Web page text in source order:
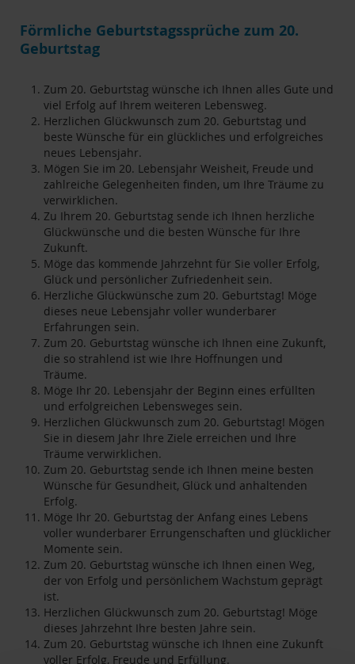
Förmliche Geburtstagssprüche zum 20.
Geburtstag
Zum 20. Geburtstag wünsche ich Ihnen alles Gute und
viel Erfolg auf Ihrem weiteren Lebensweg.
Herzlichen Glückwunsch zum 20. Geburtstag und
beste Wünsche für ein glückliches und erfolgreiches
neues Lebensjahr.
Mögen Sie im 20. Lebensjahr Weisheit, Freude und
zahlreiche Gelegenheiten finden, um Ihre Träume zu
verwirklichen.
Zu Ihrem 20. Geburtstag sende ich Ihnen herzliche
Glückwünsche und die besten Wünsche für Ihre
Zukunft.
Möge das kommende Jahrzehnt für Sie voller Erfolg,
Glück und persönlicher Zufriedenheit sein.
Herzliche Glückwünsche zum 20. Geburtstag! Möge
dieses neue Lebensjahr voller wunderbarer
Erfahrungen sein.
Zum 20. Geburtstag wünsche ich Ihnen eine Zukunft,
die so strahlend ist wie Ihre Hoffnungen und
Träume.
Möge Ihr 20. Lebensjahr der Beginn eines erfüllten
und erfolgreichen Lebensweges sein.
Herzlichen Glückwunsch zum 20. Geburtstag! Mögen
Sie in diesem Jahr Ihre Ziele erreichen und Ihre
Träume verwirklichen.
Zum 20. Geburtstag sende ich Ihnen meine besten
Wünsche für Gesundheit, Glück und anhaltenden
Erfolg.
Möge Ihr 20. Geburtstag der Anfang eines Lebens
voller wunderbarer Errungenschaften und glücklicher
Momente sein.
Zum 20. Geburtstag wünsche ich Ihnen einen Weg,
der von Erfolg und persönlichem Wachstum geprägt
ist.
Herzlichen Glückwunsch zum 20. Geburtstag! Möge
dieses Jahrzehnt Ihre besten Jahre sein.
Zum 20. Geburtstag wünsche ich Ihnen eine Zukunft
voller Erfolg, Freude und Erfüllung.